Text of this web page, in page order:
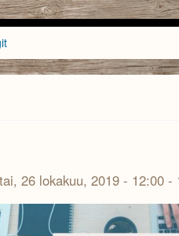
26 lokakuu, 2019 - 12:00 -